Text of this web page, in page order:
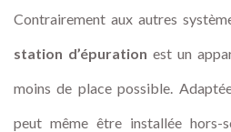
Contrairement aux autres
station d’épuration est un
moins de place possible.
peut même être installée hors-